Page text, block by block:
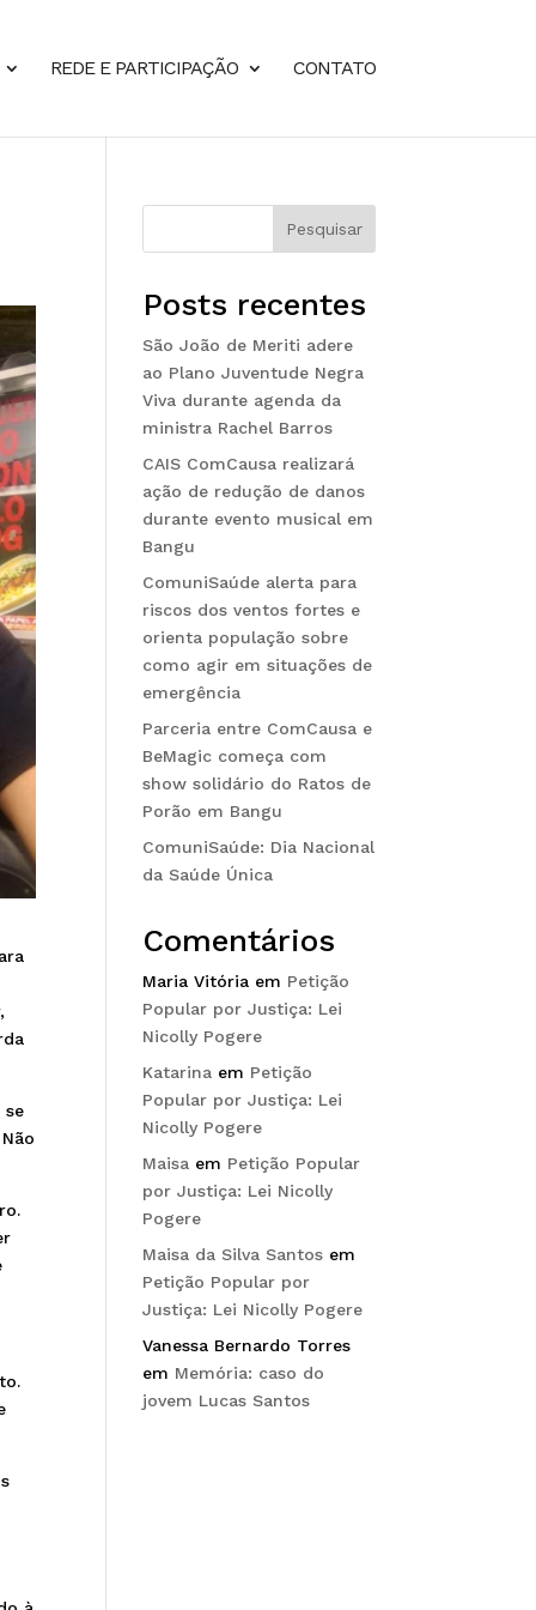
REDE E PARTICIPAÇÃO CONTATO
se
Pesquisar
Posts recentes
São João de Meriti adere
ao Plano Juventude Negra
Viva durante agenda da
ministra Rachel Barros
CAIS ComCausa realizará
ação de redução de danos
durante evento musical em
Bangu
ComuniSaúde alerta para
riscos dos ventos fortes e
orienta população sobre
como agir em situações de
emergência
Parceria entre ComCausa e
BeMagic começa com
show solidário do Ratos de
Porão em Bangu
ComuniSaúde: Dia Nacional
da Saúde Única
Comentários
Maria Vitória em Petição
Popular por Justiça: Lei
Nicolly Pogere
Katarina em Petição
Popular por Justiça: Lei
Nicolly Pogere
Maisa em Petição Popular
por Justiça: Lei Nicolly
Pogere
Maisa da Silva Santos em
Petição Popular por
Justiça: Lei Nicolly Pogere
Vanessa Bernardo Torres
em Memória: caso do
jovem Lucas Santos